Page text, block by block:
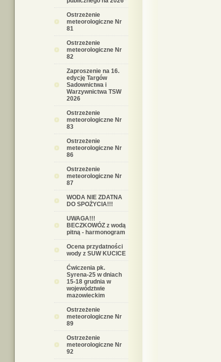
Ostrzeżenie
meteorologiczne Nr
81
Ostrzeżenie
meteorologiczne Nr
82
Zaproszenie na 16.
edycję Targów
Sadownictwa i
Warzywnictwa TSW
2026
Ostrzeżenie
meteorologiczne Nr
83
Ostrzeżenie
meteorologiczne Nr
86
Ostrzeżenie
meteorologiczne Nr
87
WODA NIE ZDATNA
DO SPOŻYCIA!!!
UWAGA!!!
BECZKOWÓZ z wodą
pitną - harmonogram
Ocena przydatności
wody z SUW KUCICE
Ćwiczenia pk.
Syrena-25 w dniach
15-18 grudnia w
województwie
mazowieckim
Ostrzeżenie
meteorologiczne Nr
89
Ostrzeżenie
meteorologiczne Nr
92